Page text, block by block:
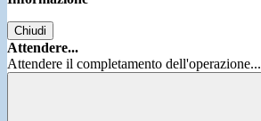
Chiudi
Attendere...
Attendere il completamento dell'operazione...